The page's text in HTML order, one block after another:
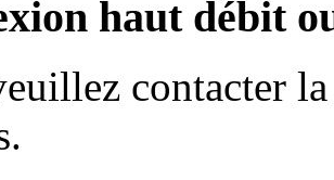
haut débit
contacter